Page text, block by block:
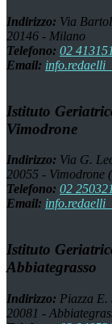
Indirizzo: Via
20146 - Milano
Telefono: 02 413151
Email:
Istituto
Vimodrone
Indirizzo: Via G.
20055 - Vimodrone
Telefono: 02 250321
Email:
Istituto
Abbiategrasso
Indirizzo: Piazza E.
20081 -